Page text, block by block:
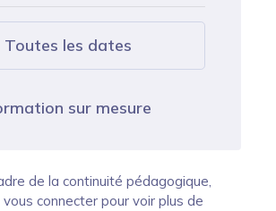
Toutes les dates
sur mesure
de la continuité pédagogique,
connecter pour voir plus de